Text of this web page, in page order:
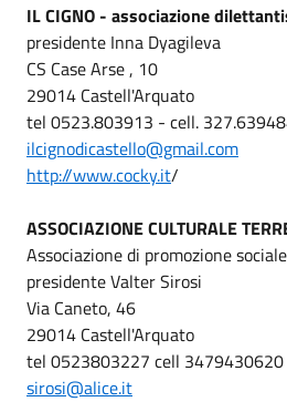
IL CIGNO - associazione
presidente Inna Dyagileva
CS Case Arse , 10
29014 Castell'Arquato
tel 0523.803913 - cell.
ilcignodicastello@gmail.com
http://www.cocky.it/
ASSOCIAZIONE CULTURALE
Associazione di promozione sociale
presidente Valter Sirosi
Via Caneto, 46
29014 Castell'Arquato
tel 0523803227 cell 3479430620
sirosi@alice.it